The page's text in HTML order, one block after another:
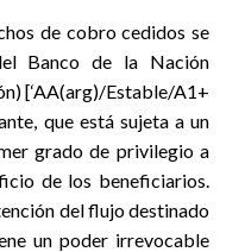
de cobro cedidos se
Banco de la Nación
[‘AA(arg)/Estable/A1+
que está sujeta a un
grado de privilegio a
de los beneficiarios.
del flujo destinado
un poder irrevocable